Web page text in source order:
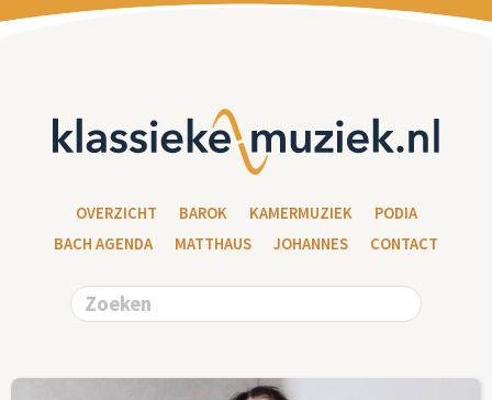
OVERZICHT BAROK KAMERMUZIEK
PODIA
BACH AGENDA
MATTHAUS JOHANNES CONTACT